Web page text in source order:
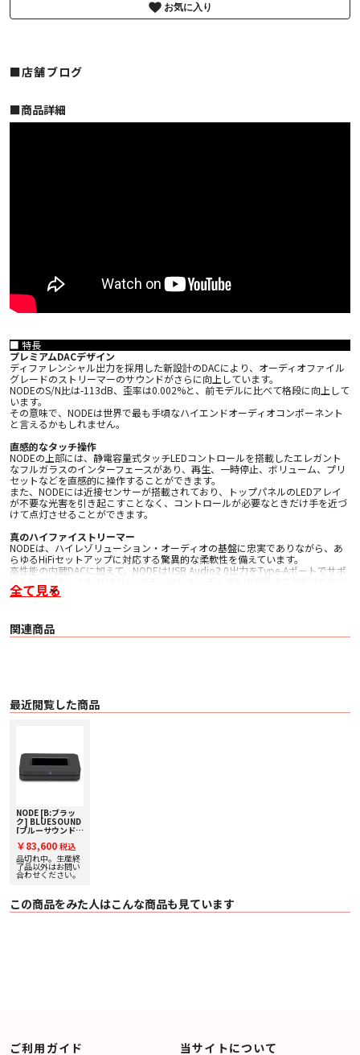
お気に入り
■店舗ブログ
■︎商品詳細
■ 特長
プレミアムDACデザイン
ディファレンシャル出力を採用した新設計のDACにより、オーディオファイル
グレードのストリーマーのサウンドがさらに向上しています。
NODEのS/N比は-113dB、歪率は0.002%と、前モデルに比べて格段に向上して
います。
その意味で、NODEは世界で最も手頃なハイエンドオーディオコンポーネント
と言えるかもしれません。
直感的なタッチ操作
NODEの上部には、静電容量式タッチLEDコントロールを搭載したエレガント
なフルガラスのインターフェースがあり、再生、一時停止、ボリューム、プリ
セットなどを直感的に操作することができます。
また、NODEには近接センサーが搭載されており、トップパネルのLEDアレイ
が不要な光害を引き起こすことなく、コントロールが必要なときだけ手を近づ
けて点灯させることができます。
真のハイファイストリーマー
NODEは、ハイレゾリューション・オーディオの基盤に忠実でありながら、あ
らゆるHiFiセットアップに対応する驚異的な柔軟性を備えています。
高性能の内蔵DACに加えて、NODEはUSB Audio2.0出力をType-Aポートでサポ
送ることができます。（アップデート対応予定）
でき、リスニングセットアップの可能性を無限に広げることができます。
ングルームの主役であり続けることができるのです。
フとして、NODEはデジタルとアナログ
の豊富な入出力端子を備えています。
新しいNODEでは、バックパネルにHDMIeARC入力が追加され、セットアップの
柔軟性と将来性を確保しています。
ングルームでも快適に使用できるように設計されており、どこで使用してもハ
イレゾ音源を楽しむことができます。
サテンペイント仕上げ
Bluesoundプレーヤーは、日常生活にフィットするように設計されています。
NODEも例外ではありません。
ブラックまたはホワイト仕上げのマットサテンボディは、どんなインテリアに
掃除が簡単で、不要なほこりや汚れがないので、最も愛されているオーディオ
機器と一緒に積み重ねると見栄えがしま
• BluOS™ワイヤレス・マルチルーム・ミュージック機能
全て見る
関連商品
最近閲覧した商品
NODE [B:ブラッ
ク] BLUESOUND
[ブルーサウンド]
ジックストリーマ
ー 下取り査定額
20%アップ実施
中！
￥83,600 税込
品切れ中。生産終
了品以外はお問い
合わせください。
この商品をみた人はこんな商品も見ています
ご利用ガイド 当サイトについて